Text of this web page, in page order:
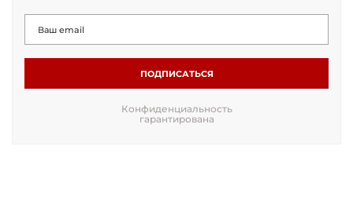
ПОДПИСАТЬСЯ
Конфиденциальность
гарантирована